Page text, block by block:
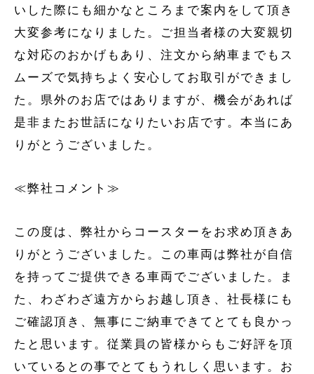
いした際にも細かなところまで案内をして頂き
大変参考になりました。ご担当者様の大変親切
な対応のおかげもあり、注文から納車までもス
ムーズで気持ちよく安心してお取引ができまし
た。県外のお店ではありますが、機会があれば
是非またお世話になりたいお店です。本当にあ
りがとうございました。
≪弊社コメント≫
この度は、弊社からコースターをお求め頂きあ
りがとうございました。この車両は弊社が自信
を持ってご提供できる車両でございました。ま
た、わざわざ遠方からお越し頂き、社長様にも
ご確認頂き、無事にご納車できてとても良かっ
たと思います。従業員の皆様からもご好評を頂
いているとの事でとてもうれしく思います。お